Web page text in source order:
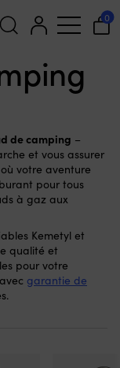
0
de camping –
et vous assurer
votre aventure
pour tous
à gaz aux
Kemetyl et
qualité et
pour votre
garantie de